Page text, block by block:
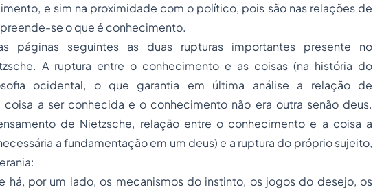
e sim na proximidade com o político, pois são nas relações de
se o que é conhecimento.
páginas seguintes as duas rupturas importantes presente no
A ruptura entre o conhecimento e as coisas (na história do
ocidental, o que garantia em última análise a relação de
a ser conhecida e o conhecimento não era outra senão deus.
de Nietzsche, relação entre o conhecimento e a coisa a
a fundamentação em um deus) e a ruptura do próprio sujeito,
há, por um lado, os mecanismos do instinto, os jogos do desejo, os